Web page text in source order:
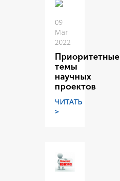
09
Mär
2022
Приоритетные
темы
научных
проектов
ЧИТАТЬ
>